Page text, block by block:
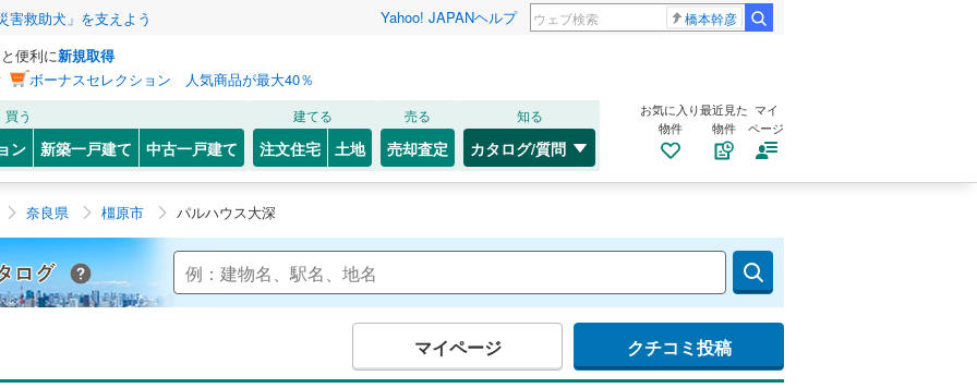
害救助犬」を支えよう Yahoo! JAPANヘルプ 橋本幹彦
便利に新規取得
ボーナスセレクション 人気商品が最大40％
買う
ン 新築一戸建て 中古一戸建て
建てる
注文住宅 土地
売る
売却査定
知る
カタログ/質問
お気に入り
物件
最近見た
物件
マイ
ページ
奈良県 橿原市 パルハウス大深
Yahoo!不動産 マンションカタログ
マイページ クチコミ投稿